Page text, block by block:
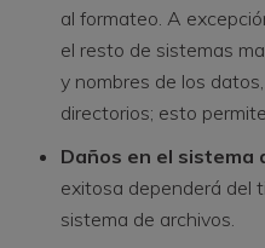
al formateo. A
el resto de sistemas
y nombres de los
directorios; esto
Daños en el sistema
exitosa dependerá del
sistema de archivos.